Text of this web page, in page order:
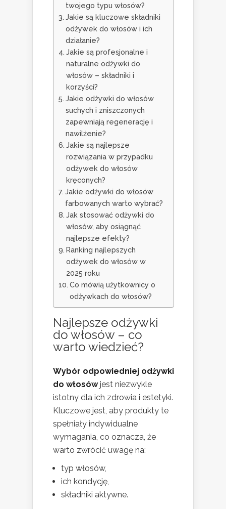
twojego typu włosów?
Jakie są kluczowe składniki
odżywek do włosów i ich
działanie?
Jakie są profesjonalne i
naturalne odżywki do
włosów – składniki i
korzyści?
Jakie odżywki do włosów
suchych i zniszczonych
zapewniają regenerację i
nawilżenie?
Jakie są najlepsze
rozwiązania w przypadku
odżywek do włosów
kręconych?
Jakie odżywki do włosów
farbowanych warto wybrać?
Jak stosować odżywki do
włosów, aby osiągnąć
najlepsze efekty?
Ranking najlepszych
odżywek do włosów w
2025 roku
Co mówią użytkownicy o
odżywkach do włosów?
Najlepsze odżywki
do włosów – co
warto wiedzieć?
Wybór odpowiedniej odżywki
do włosówjest niezwykle
istotny dla ich zdrowia i estetyki.
Kluczowe jest, aby produkty te
spełniały indywidualne
wymagania, co oznacza, że
warto zwrócić uwagę na:
typ włosów,
ich kondycję,
składniki aktywne.